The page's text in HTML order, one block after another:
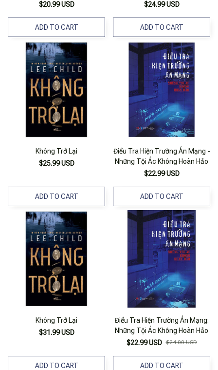
$20.99 USD
ADD TO CART
$24.99 USD
ADD TO CART
Không Trở Lại
$25.99 USD
ADD TO CART
Điều Tra Hiện Trường Án Mạng -
Những Tội Ác Không Hoàn Hảo
$22.99 USD
ADD TO CART
Không Trở Lại
$31.99 USD
ADD TO CART
Điều Tra Hiện Trường Án Mạng:
Những Tội Ác Không Hoàn Hảo
$22.99 USD $24.00 USD
ADD TO CART